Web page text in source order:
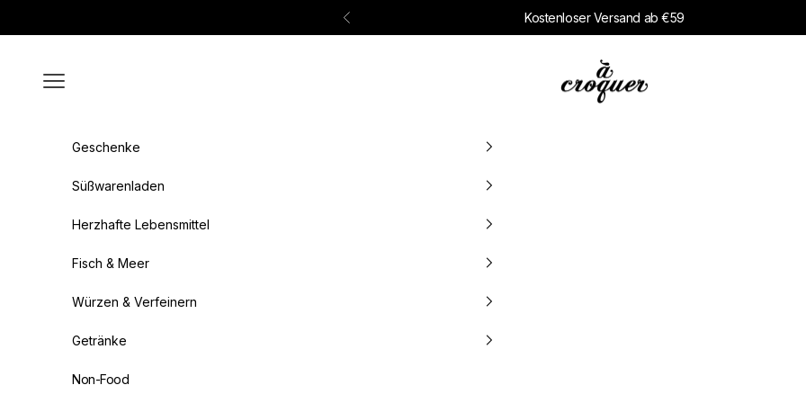
Zurück Kostenloser Versand ab €59
à croquer
Menü
Geschenke
Süßwarenladen
Herzhafte Lebensmittel
Fisch & Meer
Würzen & Verfeinern
Getränke
Non-Food